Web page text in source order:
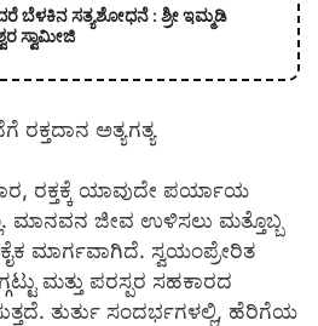
ಬೆಳಕಿನ ಸತ್ಯಶೋಧನೆ : ಶ್ರೀ ಇಮ್ಮಡಿ
ಸ್ವಾಮೀಜಿ
ಅತ್ಯಗತ್ಯ
ರಕ್ತಕ್ಕೆ ಯಾವುದೇ ಪರ್ಯಾಯ
ಮಾನವನ ಜೀವ ಉಳಿಸಲು ಮತ್ತೊಬ್ಬ
ಮಾರ್ಗವಾಗಿದೆ. ಸ್ವಯಂಪ್ರೇರಿತ
ಮತ್ತು ಪರಸ್ಪರ ಸಹಕಾರದ
ತುರ್ತು ಸಂದರ್ಭಗಳಲ್ಲಿ, ಹೆರಿಗೆಯ